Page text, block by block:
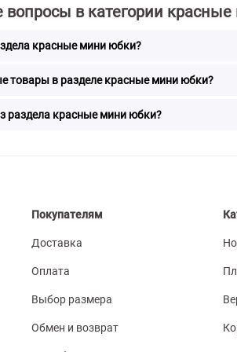
в категории
красные мини юбки?
товары в разделе красные мини юбки?
раздела красные мини юбки?
Покупателям
Доставка
Оплата
Выбор размера
Обмен и возврат